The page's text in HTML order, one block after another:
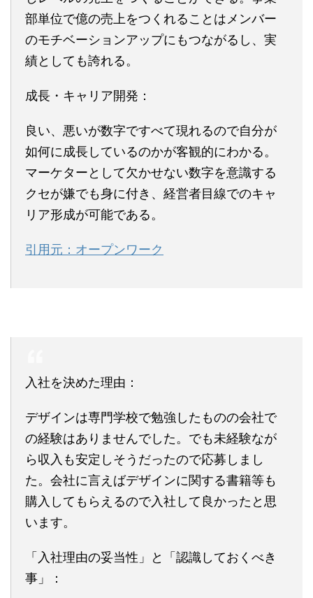
部単位で億の売上をつくれることはメンバー
のモチベーションアップにもつながるし、実
績としても誇れる。
成長・キャリア開発：
良い、悪いが数字ですべて現れるので自分が
如何に成長しているのかが客観的にわかる。
マーケターとして欠かせない数字を意識する
クセが嫌でも身に付き、経営者目線でのキャ
リア形成が可能である。
引用元：オープンワーク
入社を決めた理由：
デザインは専門学校で勉強したものの会社で
の経験はありませんでした。でも未経験なが
ら収入も安定しそうだったので応募しまし
た。会社に言えばデザインに関する書籍等も
購入してもらえるので入社して良かったと思
います。
「入社理由の妥当性」と「認識しておくべき
事」：